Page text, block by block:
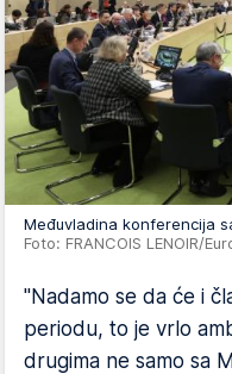
Međuvladina konferencija
Foto: FRANCOIS LENOIR/
"Nadamo se da će i
periodu, to je vrlo
drugima ne samo sa